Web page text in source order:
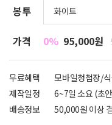
봉투
가격 0% 95,000원
무료혜택
모바일청첩장/
제작일정
6~7일 소요 (초
배송정보
50,000원 이상